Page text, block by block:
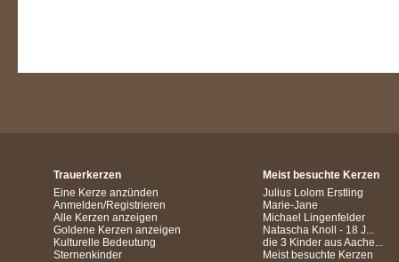
Trauerkerzen
Eine Kerze anzünden
Anmelden/Registrieren
Alle Kerzen anzeigen
Goldene Kerzen anzeigen
Kulturelle Bedeutung
Sternenkinder
Meist besuchte Kerzen
Julius Lolom Erstling
Marie-Jane
Michael Lingenfelder
Natascha Knoll - 18 J...
die 3 Kinder aus Aache...
Meist besuchte Kerzen